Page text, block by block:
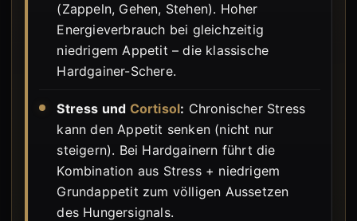
(Zappeln, Gehen, Stehen). Hoher
Energieverbrauch bei gleichzeitig
niedrigem Appetit – die klassische
Hardgainer-Schere.
Stress und Cortisol: Chronischer Stress
kann den Appetit senken (nicht nur
steigern). Bei Hardgainern führt die
Kombination aus Stress + niedrigem
Grundappetit zum völligen Aussetzen
des Hungersignals.